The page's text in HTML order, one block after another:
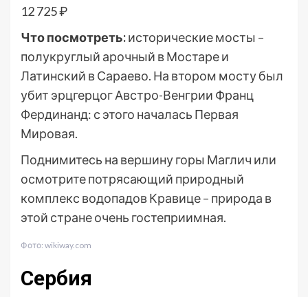
12 725 ₽
Что посмотреть:исторические мосты –
полукруглый арочный в Мостаре и
Латинский в Сараево. На втором мосту был
убит эрцгерцог Австро-Венгрии Франц
Фердинанд: с этого началась Первая
Мировая.
Поднимитесь на вершину горы Маглич или
осмотрите потрясающий природный
комплекс водопадов Кравице – природа в
этой стране очень гостеприимная.
Фото: wikiway.com
Сербия